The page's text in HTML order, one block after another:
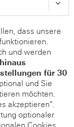
dass unsere
und werden
für 30
und Sie
möchten.
akzeptieren".
optionaler